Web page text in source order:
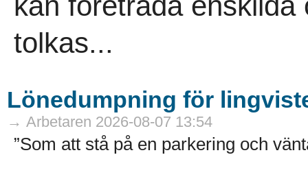
tolkas...
Lönedumpning för
→ Arbetaren 2026-08-07 13:54
”Som att stå på en parkering och